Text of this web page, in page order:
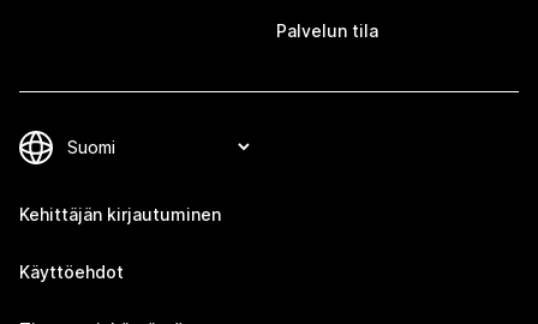
Palvelun tila
Kehittäjän kirjautuminen
Käyttöehdot